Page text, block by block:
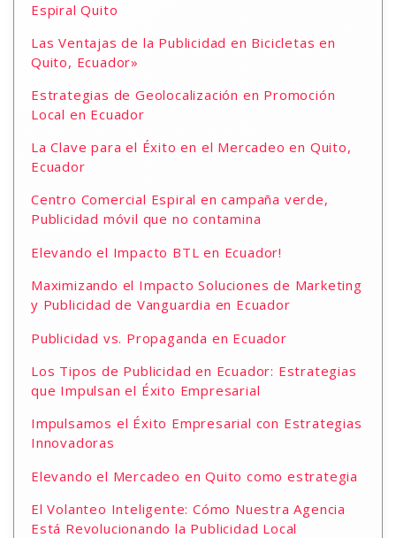
Espiral Quito
Las Ventajas de la Publicidad en Bicicletas en
Quito, Ecuador»
Estrategias de Geolocalización en Promoción
Local en Ecuador
La Clave para el Éxito en el Mercadeo en Quito,
Ecuador
Centro Comercial Espiral en campaña verde,
Publicidad móvil que no contamina
Elevando el Impacto BTL en Ecuador!
Maximizando el Impacto Soluciones de Marketing
y Publicidad de Vanguardia en Ecuador
Publicidad vs. Propaganda en Ecuador
Los Tipos de Publicidad en Ecuador: Estrategias
que Impulsan el Éxito Empresarial
Impulsamos el Éxito Empresarial con Estrategias
Innovadoras
Elevando el Mercadeo en Quito como estrategia
El Volanteo Inteligente: Cómo Nuestra Agencia
Está Revolucionando la Publicidad Local